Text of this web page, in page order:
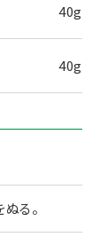
40g
40g
る。